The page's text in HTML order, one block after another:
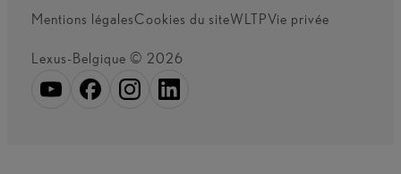
Mentions légalesCookies du siteWLTPVie privée
Lexus-Belgique © 2026